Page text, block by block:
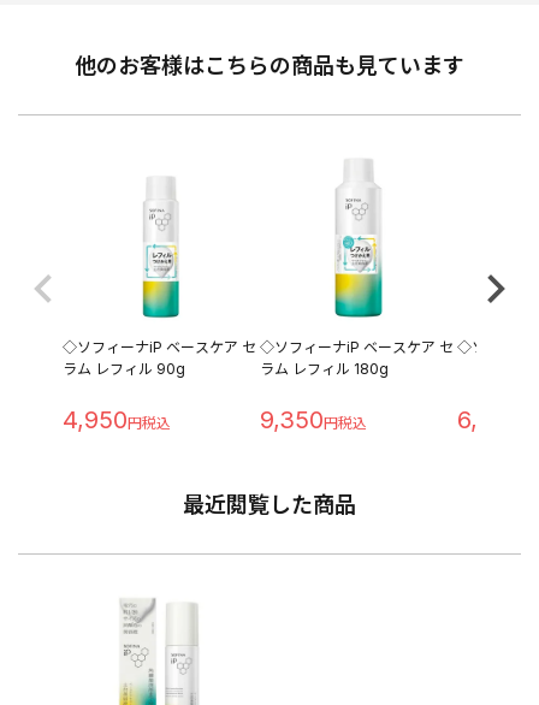
他のお客様はこちらの商品も見ています
◇ソフィーナiP ベースケア セ
ラム レフィル 90g
4,950
◇ソフィーナiP ベースケア セ
ラム レフィル 180g
9,350
◇ソフィー
6,050
最近閲覧した商品